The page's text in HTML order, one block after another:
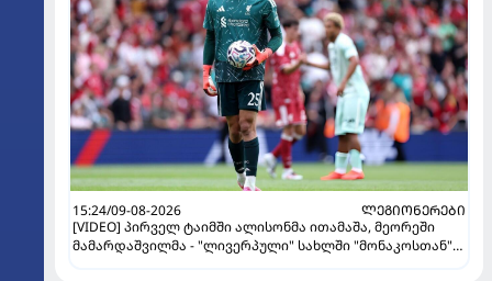
15:24/09-08-2026
ᲚᲔᲒᲘᲝᲜᲔᲠᲔᲑᲘ
[VIDEO] პირველ ტაიმში ალისონმა ითამაშა, მეორეში
მამარდაშვილმა - "ლივერპული" სახლში "მონაკოსთან"